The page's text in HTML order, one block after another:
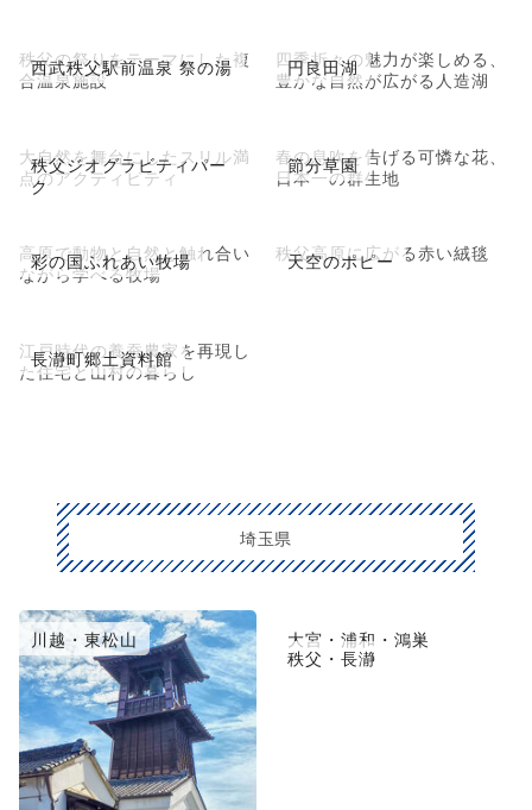
西武秩父駅前温泉 祭の湯
秩父の祭りをテーマにした複
合温泉施設
円良田湖
四季折々の魅力が楽しめる、
豊かな自然が広がる人造湖
秩父ジオグラビティパー
ク
大自然を舞台にしたスリル満
点のアクティビティ
節分草園
春の息吹を告げる可憐な花、
日本一の群生地
彩の国ふれあい牧場
高原で動物と自然と触れ合い
ながら学べる牧場
天空のポピー
秩父高原に広がる赤い絨毯
長瀞町郷土資料館
江戸時代の養蚕農家を再現し
た住宅と山村の暮らし
埼玉県
川越・東松山
大宮・浦和・鴻巣
秩父・長瀞